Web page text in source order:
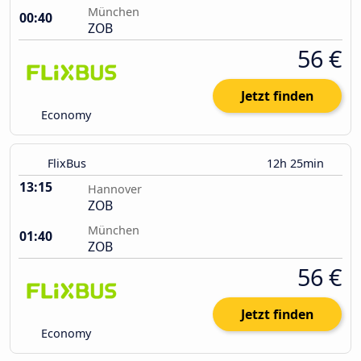
00:40 München
ZOB
Economy
56 €
Jetzt finden
FlixBus 12h 25min
13:15 Hannover
ZOB
01:40
München
ZOB
Economy
56 €
Jetzt finden